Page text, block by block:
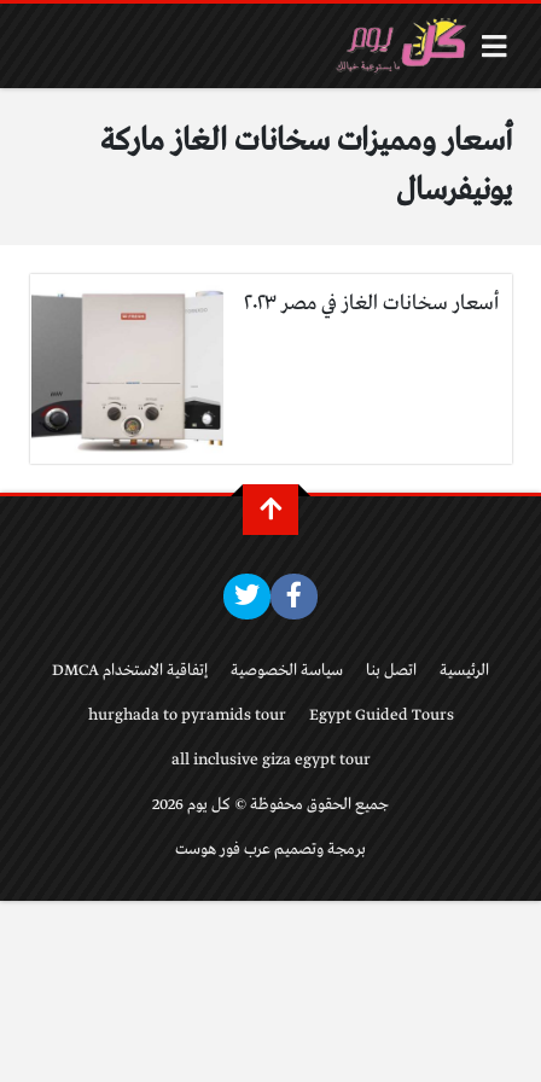
أسعار ومميزات سخانات الغاز ماركة
يونيفرسال
أسعار سخانات الغاز في مصر ٢٠٢٣
الرئيسية اتصل بنا سياسة الخصوصية إتفاقية الاستخدام DMCA
Egypt Guided Tours
hurghada to pyramids tour
all inclusive giza egypt tour
جميع الحقوق محفوظة © كل يوم 2026
برمجة وتصميم عرب فور هوست